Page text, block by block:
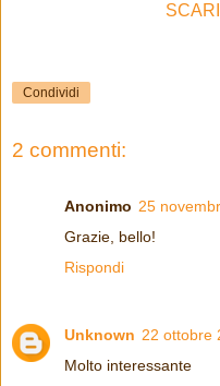
Condividi
2 commenti:
Anonimo 25
Grazie, bello!
Rispondi
Unknown 22 ottobre
Molto interessante